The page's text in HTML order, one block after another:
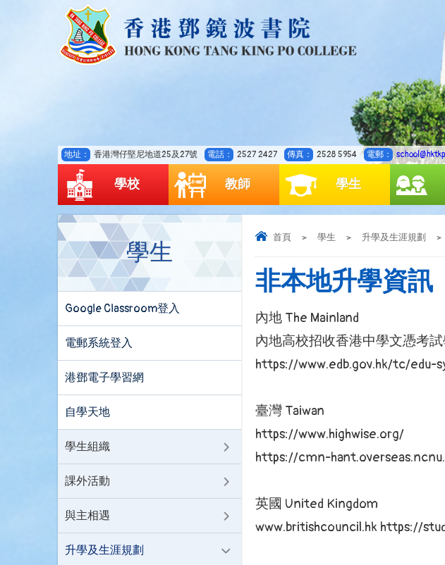
地址： 香港灣仔堅尼地道25及27號 電話： 2527 2427 傳真： 2528 5954 電郵：
學校 教師 學生
首頁 > 學生 > 升學及生涯規劃 >
非本地升學資訊
內地 The Mainland
內地高校招收香港中學文憑考試
https://www.edb.gov.hk/tc/
臺灣 Taiwan
https://www.highwise.org/
https://cmn-
英國 United Kingdom
www.britishcouncil.hk https://
學生
Google Classroom登入
電郵系統登入
港鄧電子學習網
自學天地
學生組織
課外活動
與主相遇
升學及生涯規劃